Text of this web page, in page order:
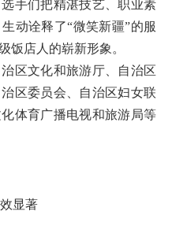
手们把精湛技艺、职业素
动诠释了“微笑新疆”的服
饭店人的崭新形象。
文化和旅游厅、自治区
区委员会、自治区妇女联
体育广播电视和旅游局等
显著